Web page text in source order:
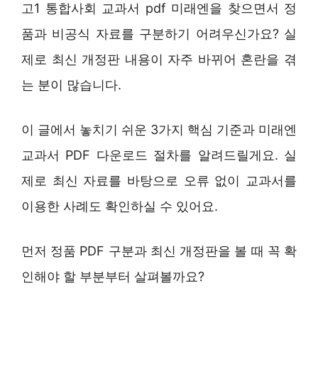
고1 통합사회 교과서 pdf 미래엔을 찾으면서 정
품과 비공식 자료를 구분하기 어려우신가요? 실
제로 최신 개정판 내용이 자주 바뀌어 혼란을 겪
는 분이 많습니다.
이 글에서 놓치기 쉬운 3가지 핵심 기준과 미래엔
교과서 PDF 다운로드 절차를 알려드릴게요. 실
제로 최신 자료를 바탕으로 오류 없이 교과서를
이용한 사례도 확인하실 수 있어요.
먼저 정품 PDF 구분과 최신 개정판을 볼 때 꼭 확
인해야 할 부분부터 살펴볼까요?